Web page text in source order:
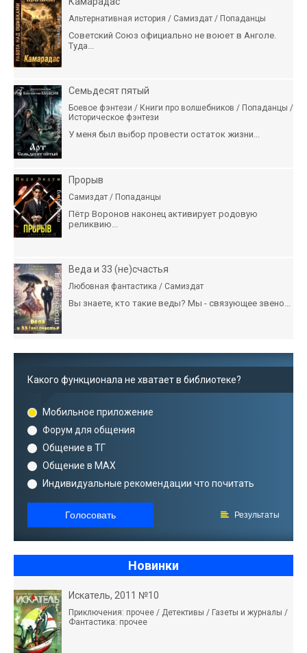
Альтернативная история / Самиздат / Попаданцы
Советский Союз официально не воюет в Анголе.
Туда...
Семьдесят пятый
Боевое фэнтези / Книги про волшебников / Попаданцы /
Историческое фэнтези
У меня был выбор провести остаток жизни...
Прорыв
Самиздат / Попаданцы
Пётр Воронов наконец активирует родовую
реликвию...
Веда и 33 (не)счастья
Любовная фантастика / Самиздат
Вы знаете, кто такие веды? Мы - связующее звено...
Какого функционала не хватает в библиотеке?
Мобильное приложение
Форум для общения
Общение в ТГ
Общение в MAX
Индивидуальные рекомендации что почитать
Голосовать Результаты
Новинки
Искатель, 2011 №10
Приключения: прочее / Детективы / Газеты и журналы /
Фантастика: прочее